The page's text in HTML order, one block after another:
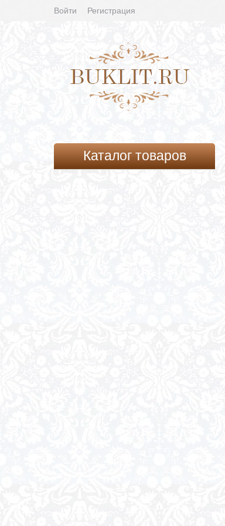
Войти Регистрация
Каталог товаров